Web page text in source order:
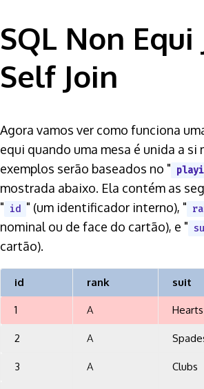
SQL Non Equi
Self Join
Agora vamos ver como funciona
equi quando uma mesa é unida a si
exemplos serão baseados no "
mostrada abaixo. Ela contém as
" id " (um identificador interno), "
nominal ou de face do cartão), e "
cartão).
id rank suit
1 A Hearts
2 A
3 A Clubs